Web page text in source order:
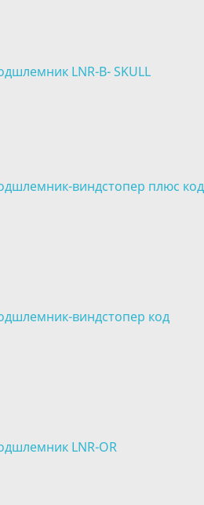
LNR-B- SKULL
виндстопер плюс код
виндстопер код
LNR-OR